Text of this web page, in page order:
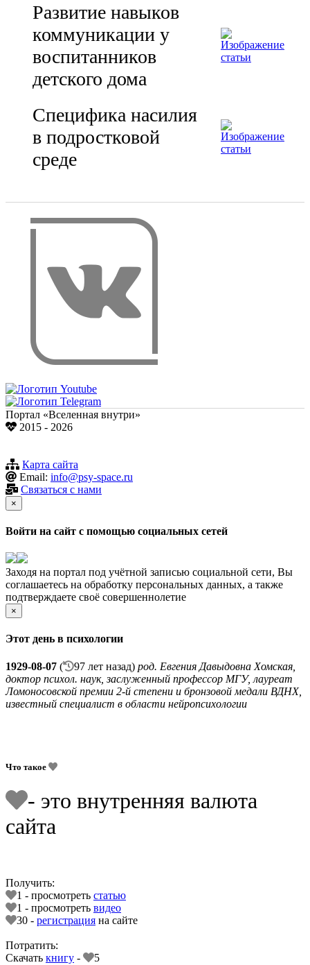
Развитие навыков
коммуникации у
воспитанников
детского дома
Специфика насилия
в подростковой
среде
Портал «Вселенная внутри»
2015 - 2026
Карта сайта
Email: info@psy-space.ru
Связаться с нами
×
Войти на сайт с помощью социальных сетей
Заходя на портал под учётной записью социальной сети, Вы
соглашаетесь на обработку персональных данных, а также
подтверждаете своё совершеннолетие
×
Этот день в психологии
1929-08-07 ( 97 лет назад) род. Евгения Давыдовна Хомская,
доктор психол. наук, заслуженный профессор МГУ, лауреат
Ломоносовской премии 2-й степени и бронзовой медали ВДНХ,
известный специалист в области нейропсихологии
Что такое
- это внутренняя валюта
сайта
Получить:
1 - просмотреть статью
1 - просмотреть видео
30 - регистрация на сайте
Потратить:
Скачать книгу -
5